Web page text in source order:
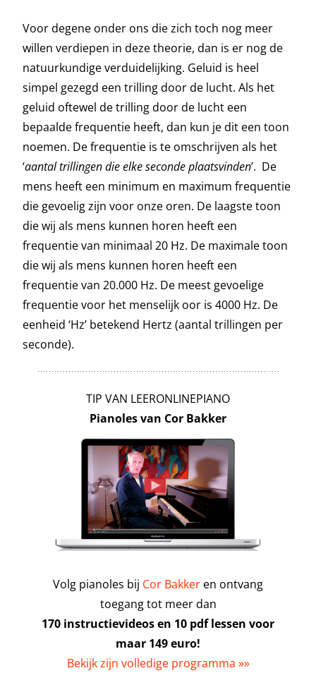
Voor degene onder ons die zich toch nog meer
willen verdiepen in deze theorie, dan is er nog de
natuurkundige verduidelijking. Geluid is heel
simpel gezegd een trilling door de lucht. Als het
geluid oftewel de trilling door de lucht een
bepaalde frequentie heeft, dan kun je dit een toon
noemen. De frequentie is te omschrijven als het
‘aantal trillingen die elke seconde plaatsvinden’. De
mens heeft een minimum en maximum frequentie
die gevoelig zijn voor onze oren. De laagste toon
die wij als mens kunnen horen heeft een
frequentie van minimaal 20 Hz. De maximale toon
die wij als mens kunnen horen heeft een
frequentie van 20.000 Hz. De meest gevoelige
frequentie voor het menselijk oor is 4000 Hz. De
eenheid ‘Hz’ betekend Hertz (aantal trillingen per
seconde).
TIP VAN LEERONLINEPIANO
Pianoles van Cor Bakker
Volg pianoles bij Cor Bakker en ontvang
toegang tot meer dan
170 instructievideos en 10 pdf lessen voor
maar 149 euro!
Bekijk zijn volledige programma »»